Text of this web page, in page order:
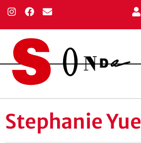
Stephanie Yue